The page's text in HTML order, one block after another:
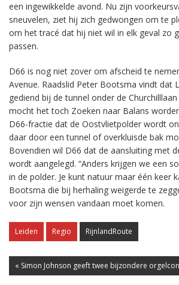
een ingewikkelde avond. Nu zijn
sneuvelen, ziet hij zich gedwongen om te
om het tracé dat hij niet wil in elk geval zo
passen.
D66 is nog niet zover om afscheid te
Avenue. Raadslid Peter Bootsma vindt dat
gediend bij de tunnel onder de
mocht het toch Zoeken naar Balans
D66-fractie dat de Oostvlietpolder wordt
daar door een tunnel of overkluisde bak
Bovendien wil D66 dat de aansluiting met
wordt aangelegd. “Anders krijgen we een
in de polder. Je kunt natuur maar één keer
Bootsma die bij herhaling weigerde te
voor zijn wensen vandaan moet komen.
Leiden Regio RijnlandRoute
« Simon Johnson geeft twee bijzondere